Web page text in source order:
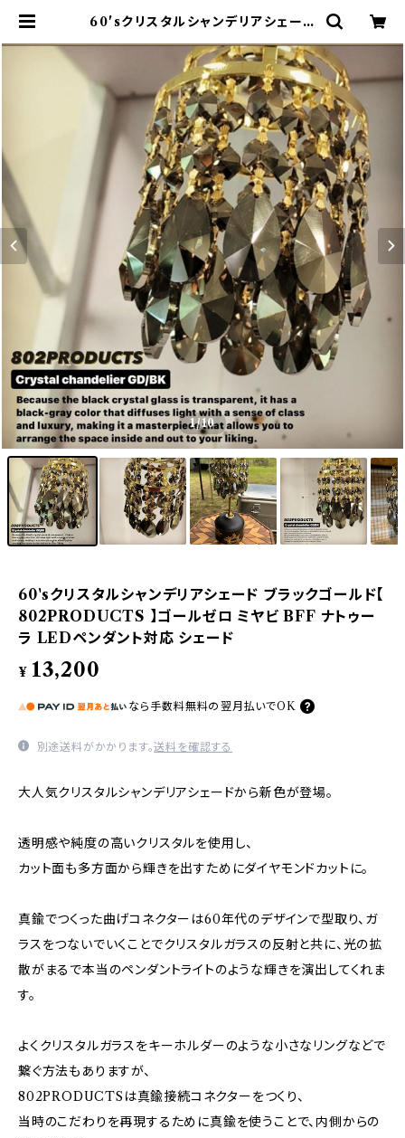
60'sクリスタルシャンデリアシェード
S 】ゴールゼロ ミヤビ BFF ナトゥー
ラ LEDペンダント対応 シェード | 8
02 PRODUCTS
1/10
60'sクリスタルシャンデリアシェード ブラックゴールド【
802PRODUCTS 】ゴールゼロ ミヤビ BFF ナトゥー
ラ LEDペンダント対応 シェード
¥ 13,200
なら 手数料無料の 翌月払いでOK
別途送料がかかります。送料を確認する
大人気クリスタルシャンデリアシェードから新色が登場。
透明感や純度の高いクリスタルを使用し、
カット面も多方面から輝きを出すためにダイヤモンドカットに。
真鍮でつくった曲げコネクターは60年代のデザインで型取り、ガ
ラスをつないでいくことでクリスタルガラスの反射と共に、光の拡
散がまるで本当のペンダントライトのような輝きを演出してくれま
す。
よくクリスタルガラスをキーホルダーのような小さなリングなどで
繋ぐ方法もありますが、
802PRODUCTSは真鍮接続コネクターをつくり、
当時のこだわりを再現するために真鍮を使うことで、内側からの